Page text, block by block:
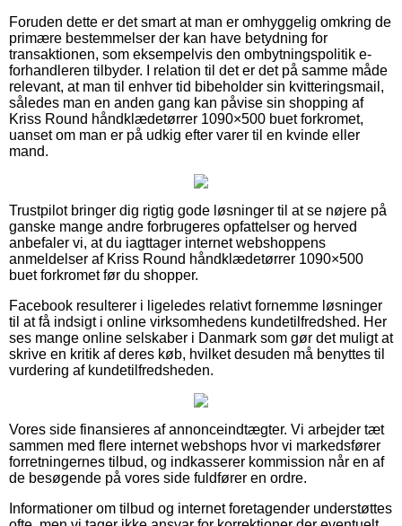
Foruden dette er det smart at man er omhyggelig omkring de
primære bestemmelser der kan have betydning for
transaktionen, som eksempelvis den ombytningspolitik e-
forhandleren tilbyder. I relation til det er det på samme måde
relevant, at man til enhver tid bibeholder sin kvitteringsmail,
således man en anden gang kan påvise sin shopping af
Kriss Round håndklædetørrer 1090×500 buet forkromet,
uanset om man er på udkig efter varer til en kvinde eller
mand.
Trustpilot bringer dig rigtig gode løsninger til at se nøjere på
ganske mange andre forbrugeres opfattelser og herved
anbefaler vi, at du iagttager internet webshoppens
anmeldelser af Kriss Round håndklædetørrer 1090×500
buet forkromet før du shopper.
Facebook resulterer i ligeledes relativt fornemme løsninger
til at få indsigt i online virksomhedens kundetilfredshed. Her
ses mange online selskaber i Danmark som gør det muligt at
skrive en kritik af deres køb, hvilket desuden må benyttes til
vurdering af kundetilfredsheden.
Vores side finansieres af annonceindtægter. Vi arbejder tæt
sammen med flere internet webshops hvor vi markedsfører
forretningernes tilbud, og indkasserer kommission når en af
de besøgende på vores side fuldfører en ordre.
Informationer om tilbud og internet foretagender understøttes